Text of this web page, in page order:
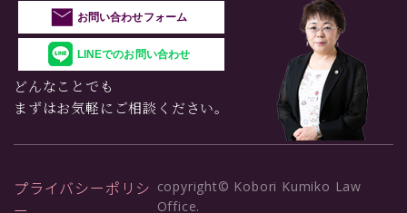
お問い合わせフォーム
LINEでのお問い合わせ
どんなことでも
まずはお気軽にご相談ください。
プライバシーポリシ copyright© Kobori Kumiko Law
Office.